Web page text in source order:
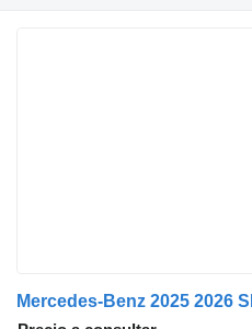
Mercedes-Benz 2025 2026